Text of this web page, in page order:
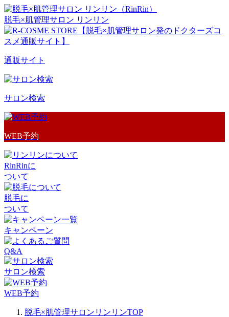
脱毛×肌管理サロン リンリン
通販サイト
サロン検索
WEB予約
RinRinに
ついて
脱毛に
ついて
キャンペーン
Q&A
サロン検索
WEB予約
脱毛×肌管理サロンリンリンTOP